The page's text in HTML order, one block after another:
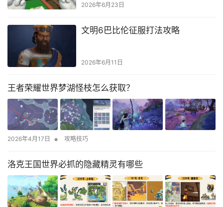
2026年6月23日
文明6巴比伦征服打法攻略
2026年6月11日
王者荣耀世界梦湖怪枝怎么获取？
2026年4月17日 • 攻略技巧
洛克王国世界必抓的隐藏精灵有哪些